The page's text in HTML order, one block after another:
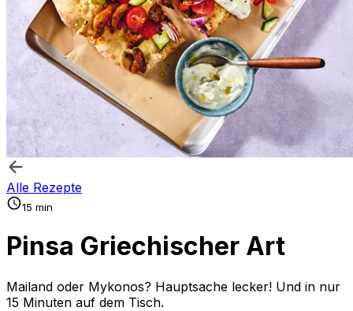
Alle Rezepte
15 min
Pinsa Griechischer Art
Mailand oder Mykonos? Hauptsache lecker! Und in nur
15 Minuten auf dem Tisch.